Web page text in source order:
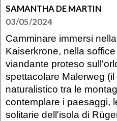
SAMANTHA DE MARTIN
03/05/2024
Camminare immersi
Kaiserkrone, nella
viandante proteso
spettacolare Malerweg
naturalistico tra le
contemplare i paesaggi,
solitarie dell'isola di